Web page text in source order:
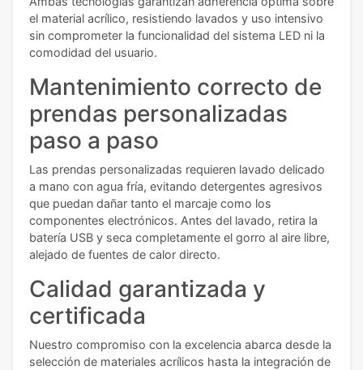
el material acrílico, resistiendo lavados y uso intensivo
sin comprometer la funcionalidad del sistema LED ni la
comodidad del usuario.
Mantenimiento correcto de
prendas personalizadas
paso a paso
Las prendas personalizadas requieren lavado delicado
a mano con agua fría, evitando detergentes agresivos
que puedan dañar tanto el marcaje como los
componentes electrónicos. Antes del lavado, retira la
batería USB y seca completamente el gorro al aire libre,
alejado de fuentes de calor directo.
Calidad garantizada y
certificada
Nuestro compromiso con la excelencia abarca desde la
selección de materiales acrílicos hasta la integración de